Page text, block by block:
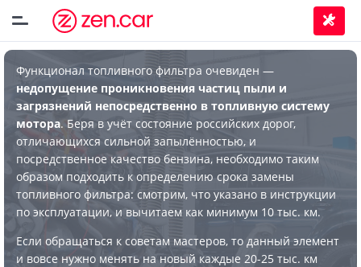
Функционал топливного фильтра очевиден —
недопущение проникновения частиц пыли и
загрязнений непосредственно в топливную систему
мотора. Беря в учёт состояние российских дорог,
отличающихся сильной запылённостью, и
посредственное качество бензина, необходимо таким
образом подходить к определению срока замены
топливного фильтра: смотрим, что указано в инструкции
по эксплуатации, и вычитаем как минимум 10 тыс. км.
Если обращаться к советам мастеров, то данный элемент
и вовсе нужно менять на новый каждые 20-25 тыс. км